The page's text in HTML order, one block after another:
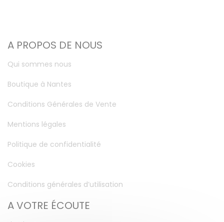
A PROPOS DE NOUS
Qui sommes nous
Boutique à Nantes
Conditions Générales de Vente
Mentions légales
Politique de confidentialité
Cookies
Conditions générales d’utilisation
A VOTRE ÉCOUTE